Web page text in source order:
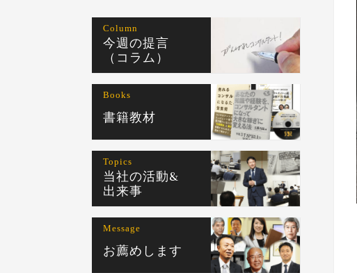
Column
今週の提言
（コラム）
Books
書籍教材
Topics
当社の活動&
出来事
Message
お薦めします